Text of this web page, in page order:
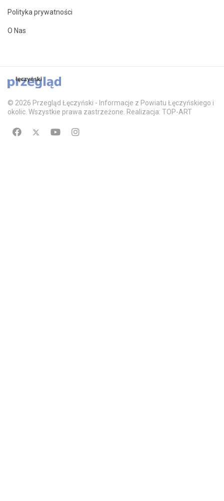
Polityka prywatności
O Nas
© 2026 Przegląd Łęczyński - Informacje z Powiatu Łęczyńskiego i
okolic. Wszystkie prawa zastrzeżone. Realizacja: TOP-ART